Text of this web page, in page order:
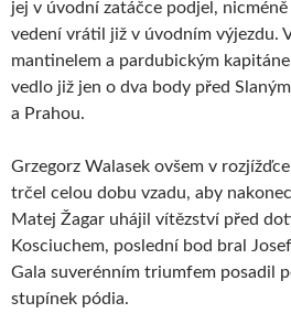
jej v úvodní zatáčce podjel,
vedení vrátil již v úvodním výjezdu.
mantinelem a pardubickým
vedlo již jen o dva body před
a Prahou.
Grzegorz Walasek ovšem v
trčel celou dobu vzadu, aby
Matej Žagar uhájil vítězství před
Kosciuchem, poslední bod bral
Gala suverénním triumfem posadil
stupínek pódia.